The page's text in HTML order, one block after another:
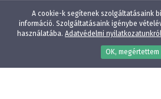
A cookie-k segítenek szolgáltatásaink
információ. Szolgáltatásaink igénybe
használatába. Adatvédelmi nyilatkozatunkról
OK, megértettem